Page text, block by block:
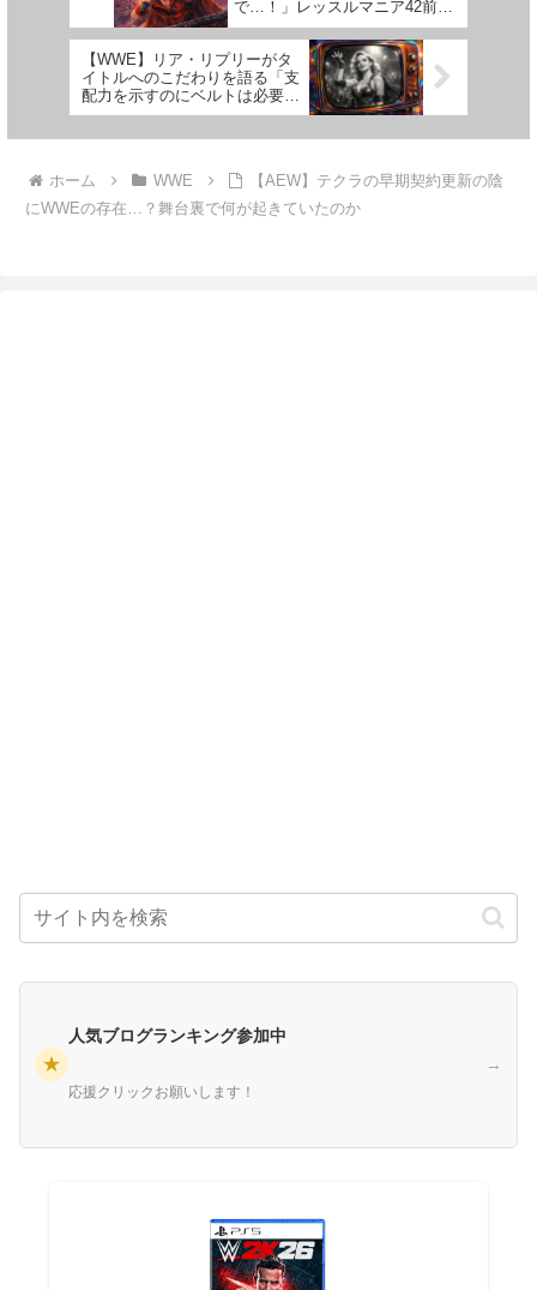
で…！」レッスルマニア42前の
悲痛な叫び
【WWE】リア・リプリーがタ
イトルへのこだわりを語る「支
配力を示すのにベルトは必要な
い」
ホーム WWE
【AEW】テクラの早期契約更新の陰
にWWEの存在…？舞台裏で何が起きていたのか
★
人気ブログランキング参加中
応援クリックお願いします！
→